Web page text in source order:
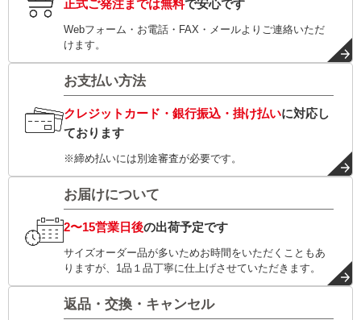
正式ご発注までは無料で安心です
Webフォーム・お電話・FAX・メールよりご連絡いただ
けます。
お支払い方法
クレジットカード・銀行振込・掛け払いに対応し
ております
※締め払いには別途審査が必要です。
お届けについて
2〜15営業日後の出荷予定です
サイズオーダー品が多いためお時間をいただくこともあ
りますが、1品１品丁寧に仕上げさせていただきます。
返品・交換・キャンセル